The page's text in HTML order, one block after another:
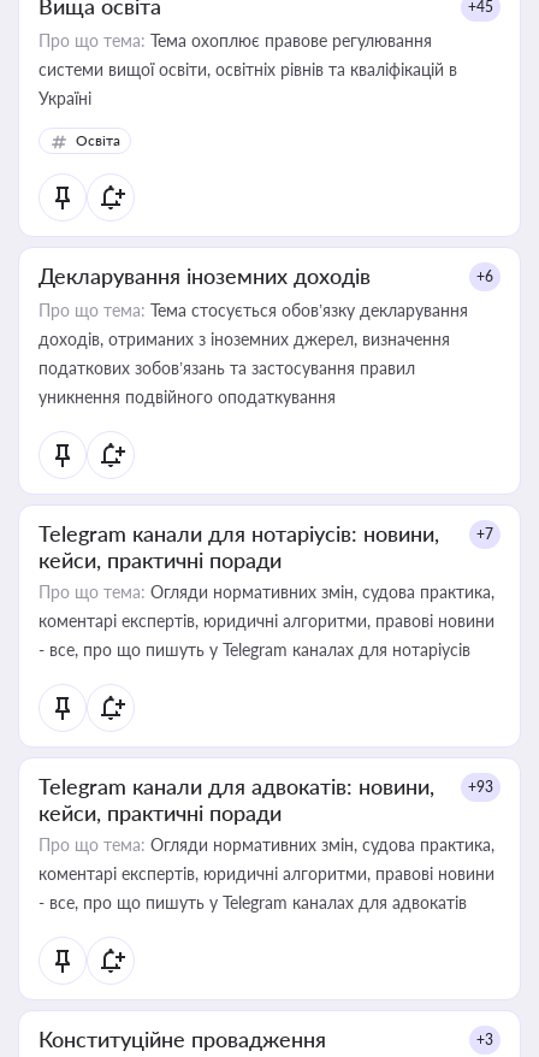
Вища освіта +45
Про що тема: Тема охоплює правове регулювання
системи вищої освіти, освітніх рівнів та кваліфікацій в
Україні
Освіта
Декларування іноземних доходів +6
Про що тема: Тема стосується обов’язку декларування
доходів, отриманих з іноземних джерел, визначення
податкових зобов’язань та застосування правил
уникнення подвійного оподаткування
Telegram канали для нотаріусів: новини,
кейси, практичні поради
+7
Про що тема: Огляди нормативних змін, судова практика,
коментарі експертів, юридичні алгоритми, правові новини
- все, про що пишуть у Telegram каналах для нотаріусів
Telegram канали для адвокатів: новини,
кейси, практичні поради
+93
Про що тема: Огляди нормативних змін, судова практика,
коментарі експертів, юридичні алгоритми, правові новини
- все, про що пишуть у Telegram каналах для адвокатів
Конституційне провадження +3